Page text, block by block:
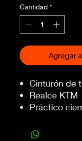
Cantidad *
Agregar
Cinturón de
Realce KTM
Práctico